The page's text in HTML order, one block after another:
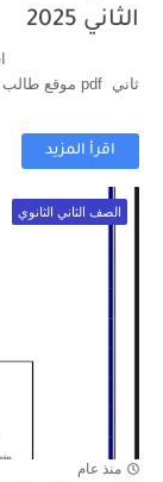
الثاني 2025
ثاني pdf موقع طالب ثانوي بيقدملكم مذكرة كيمياء للصف الثاني الثان...
اقرأ المزيد
الصف الثاني الثانوي
منذ عام